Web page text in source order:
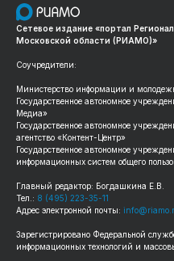
Сетевое издание «портал
Московской области (РИАМО)»
Соучредители:
Министерство информации и
Государственное автономное
Медиа»
Государственное автономное
агентство «Контент-Центр»
Государственное автономное
информационных систем общего
Главный редактор: Богдашкина Е.В.
Тел.: 8 (495) 223-35-11
Адрес электронной почты:
Зарегистрировано Федеральной
информационных технологий и